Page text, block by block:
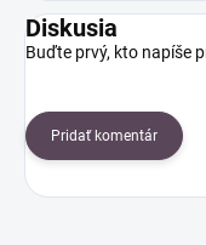
Diskusia
Buďte prvý, kto napíše
Pridať komentár